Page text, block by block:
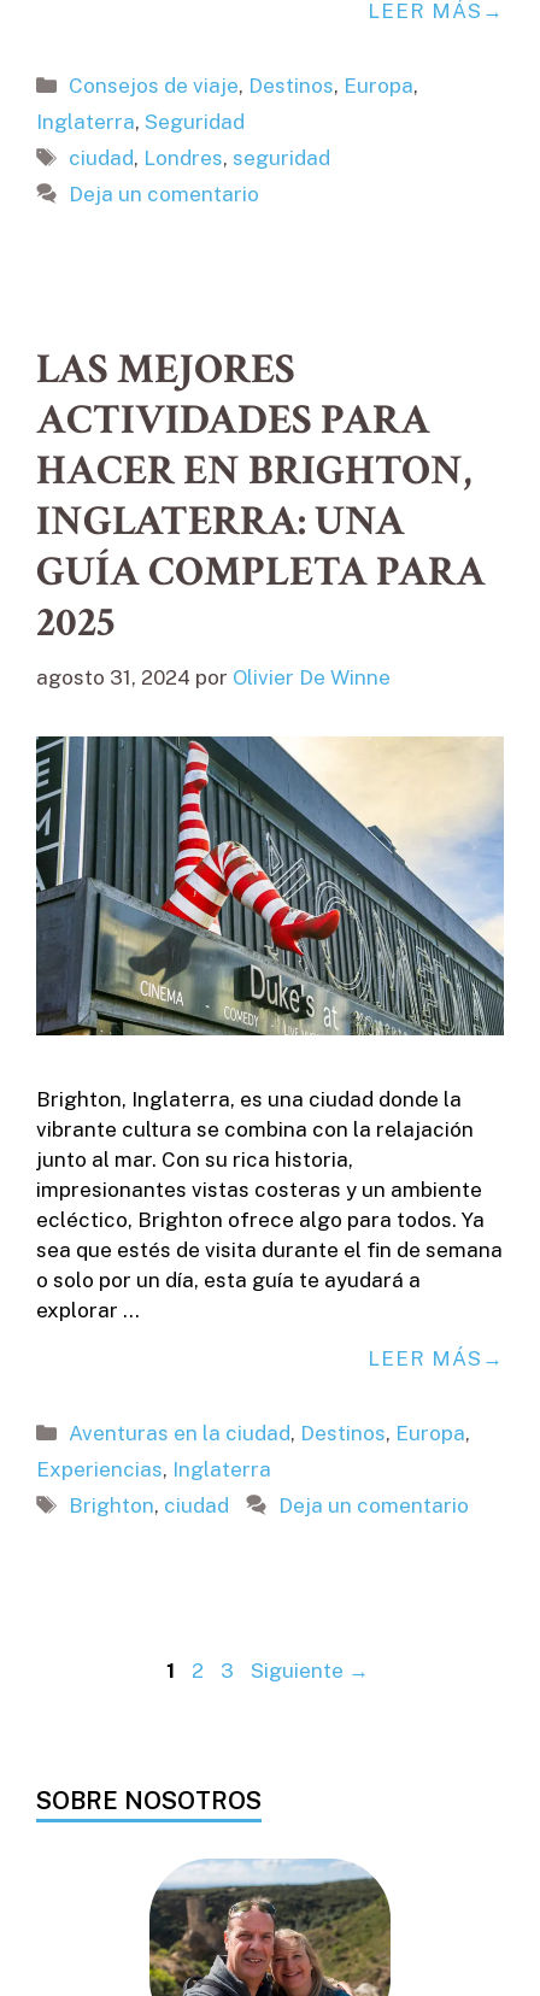
LEER MÁS
Categorías
Consejos de viaje, Destinos, Europa,
Inglaterra, Seguridad
Etiquetas
ciudad, Londres,seguridad
Deja un comentario
LAS MEJORES
ACTIVIDADES PARA
HACER EN BRIGHTON,
INGLATERRA: UNA
GUÍA COMPLETA PARA
2025
agosto 31, 2024 por Olivier De Winne
Brighton, Inglaterra, es una ciudad donde la
vibrante cultura se combina con la relajación
junto al mar. Con su rica historia,
impresionantes vistas costeras y un ambiente
ecléctico, Brighton ofrece algo para todos. Ya
sea que estés de visita durante el fin de semana
o solo por un día, esta guía te ayudará a
explorar …
LEER MÁS
Categorías
Aventuras en la ciudad, Destinos, Europa,
Experiencias, Inglaterra
Etiquetas
Brighton, ciudad Deja un comentario
Página
1 Página
2 Página
3 Siguiente →
SOBRE NOSOTROS